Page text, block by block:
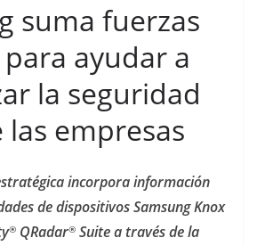
suma fuerzas
ayudar a
la seguridad
las empresas
incorpora información
de dispositivos Samsung Knox
®QRadar®Suite a través de la